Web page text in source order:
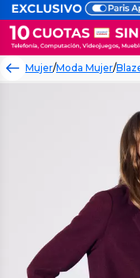
Mujer/Moda Mujer/